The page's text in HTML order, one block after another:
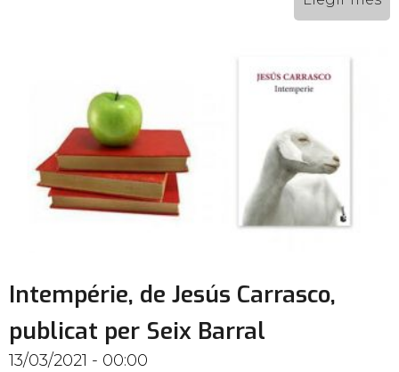
Intempérie, de Jesús Carrasco,
publicat per Seix Barral
13/03/2021 - 00:00